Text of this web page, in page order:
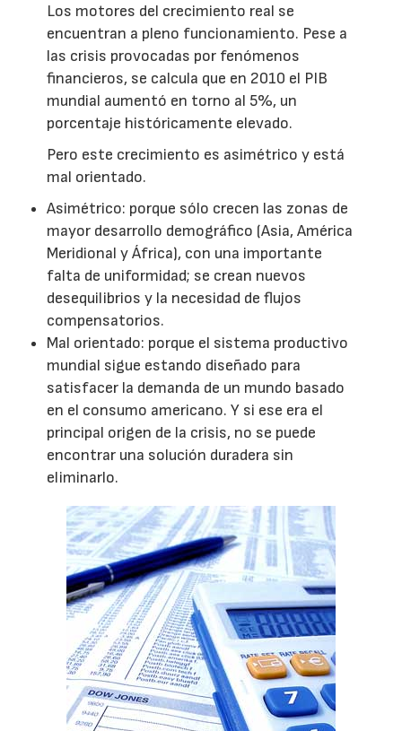
Los motores del crecimiento real se
encuentran a pleno funcionamiento. Pese a
las crisis provocadas por fenómenos
financieros, se calcula que en 2010 el PIB
mundial aumentó en torno al 5%, un
porcentaje históricamente elevado.
Pero este crecimiento es asimétrico y está
mal orientado.
Asimétrico: porque sólo crecen las zonas de
mayor desarrollo demográfico (Asia, América
Meridional y África), con una importante
falta de uniformidad; se crean nuevos
desequilibrios y la necesidad de flujos
compensatorios.
Mal orientado: porque el sistema productivo
mundial sigue estando diseñado para
satisfacer la demanda de un mundo basado
en el consumo americano. Y si ese era el
principal origen de la crisis, no se puede
encontrar una solución duradera sin
eliminarlo.